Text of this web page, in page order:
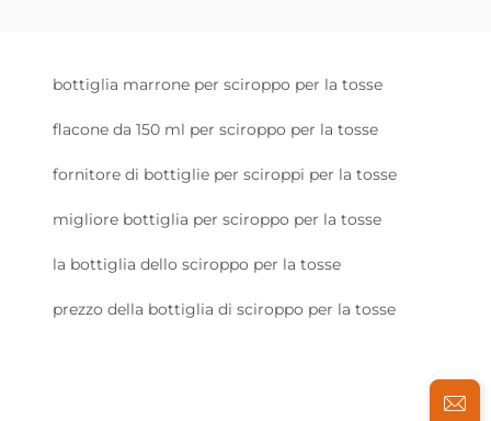
bottiglia marrone per sciroppo per la tosse
flacone da 150 ml per sciroppo per la tosse
fornitore di bottiglie per sciroppi per la tosse
migliore bottiglia per sciroppo per la tosse
la bottiglia dello sciroppo per la tosse
prezzo della bottiglia di sciroppo per la tosse